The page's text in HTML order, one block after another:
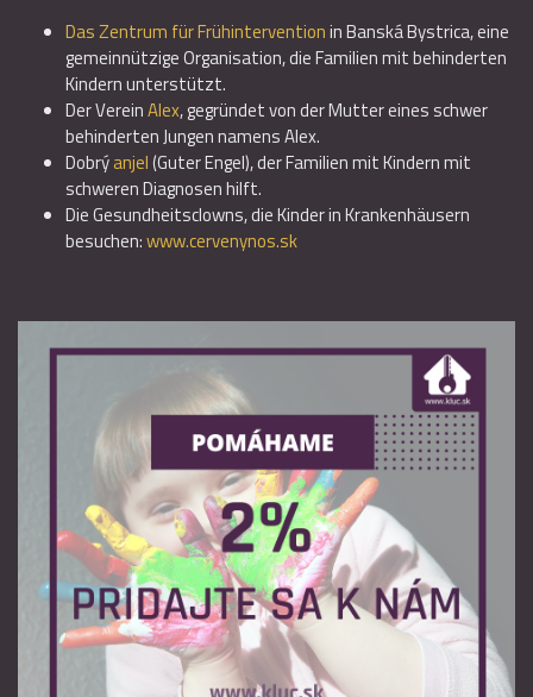
Das Zentrum für Frühinterventionin Banská Bystrica, eine
gemeinnützige Organisation, die Familien mit behinderten
Kindern unterstützt.
Der VereinAlex, gegründet von der Mutter eines schwer
behinderten Jungen namens Alex.
Dobrýanjel(Guter Engel), der Familien mit Kindern mit
schweren Diagnosen hilft.
Die Gesundheitsclowns, die Kinder in Krankenhäusern
besuchen:www.cervenynos.sk